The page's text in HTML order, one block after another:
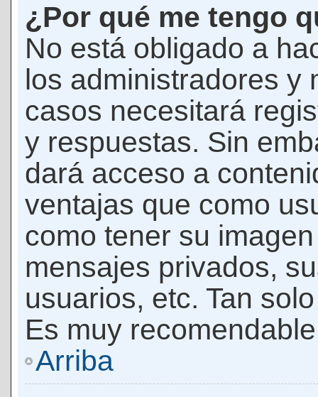
¿Por qué me tengo
No está obligado a
los administradores y
casos necesitará
y respuestas. Sin
dará acceso a
ventajas que como
como tener su
mensajes privados,
usuarios, etc. Tan
Es muy
Arriba